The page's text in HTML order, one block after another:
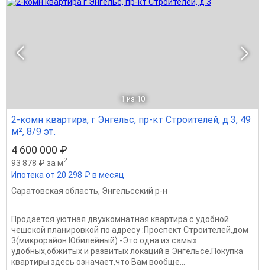
1 из 10
2-комн квартира, г Энгельс, пр-кт Строителей, д 3, 49
м², 8/9 эт.
4 600 000 ₽
93 878 ₽ за м2
Ипотека от 20 298 ₽ в месяц
Саратовская область, Энгельсский р-н
Продается уютная двухкомнатная квартира с удобной
чешской планировкой по адресу :Проспект Строителей,дом
3(микрорайон Юбилейный) -Это одна из самых
удобных,обжитых и развитых локаций в Энгельсе.Покупка
квартиры здесь означает,что Вам вообще...